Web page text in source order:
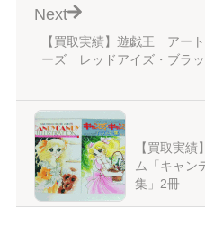
【買取実績】遊戯王 アー
ーズ レッドアイズ・ブラ
Next
【買取実
ム「キャン
集」2冊